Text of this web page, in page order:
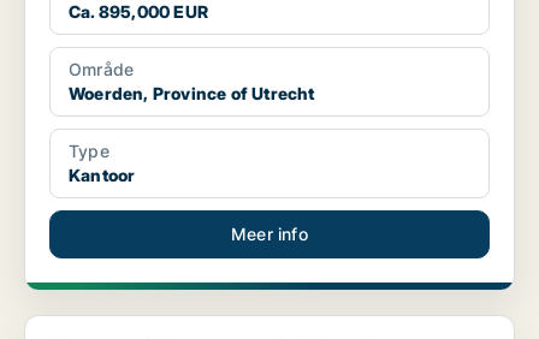
Ca. 895,000 EUR
Område
Woerden, Province of Utrecht
Type
Kantoor
Meer info
Commercial property in Woerden, Province of Utrecht